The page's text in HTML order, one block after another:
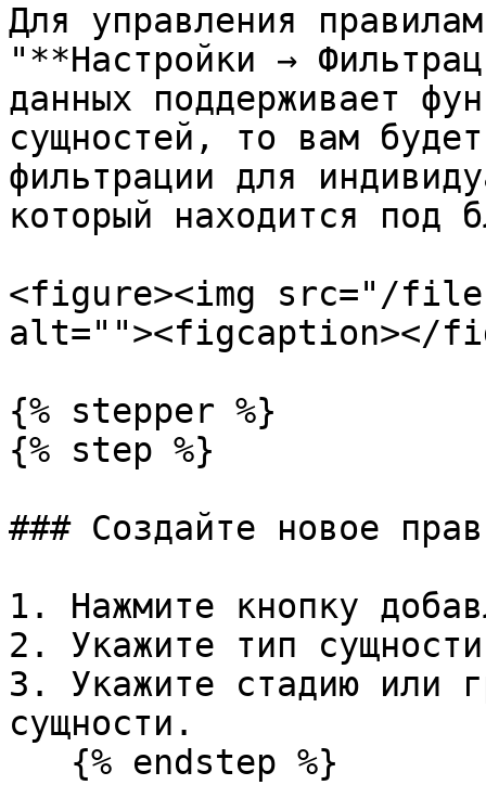
Для управления
"**Настройки →
данных поддерживает
сущностей, то вам
фильтрации для
который находится под
<figure><img src="/files/
alt=""><figcaption></
{% stepper %}
{% step %}
### Создайте новое
1. Нажмите кнопку
2. Укажите тип
3. Укажите стадию или
сущности.